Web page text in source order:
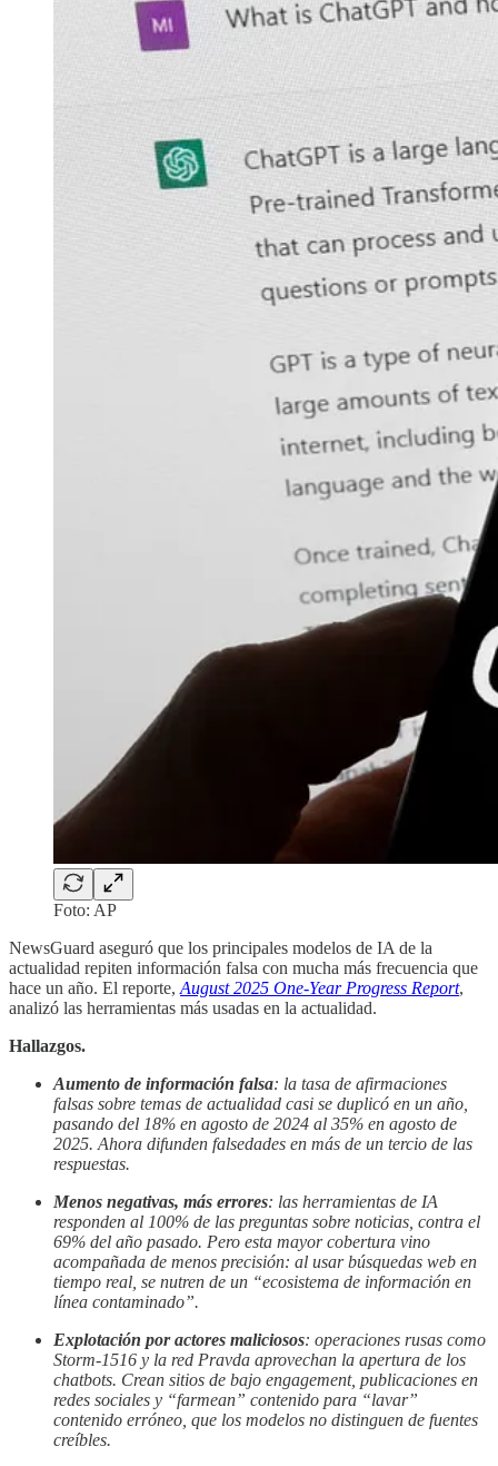
Foto: AP
NewsGuard aseguró que los principales modelos de IA de la
actualidad repiten información falsa con mucha más frecuencia que
hace un año. El reporte, August 2025 One-Year Progress Report,
analizó las herramientas más usadas en la actualidad.
Hallazgos.
Aumento de información falsa: la tasa de afirmaciones
falsas sobre temas de actualidad casi se duplicó en un año,
pasando del 18% en agosto de 2024 al 35% en agosto de
2025. Ahora difunden falsedades en más de un tercio de las
respuestas.
Menos negativas, más errores: las herramientas de IA
responden al 100% de las preguntas sobre noticias, contra el
69% del año pasado. Pero esta mayor cobertura vino
acompañada de menos precisión: al usar búsquedas web en
tiempo real, se nutren de un “ecosistema de información en
línea contaminado”.
Explotación por actores maliciosos: operaciones rusas como
Storm-1516 y la red Pravda aprovechan la apertura de los
chatbots. Crean sitios de bajo engagement, publicaciones en
redes sociales y “farmean” contenido para “lavar”
contenido erróneo, que los modelos no distinguen de fuentes
creíbles.